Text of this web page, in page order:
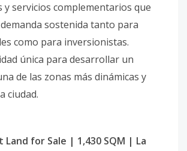
y servicios complementarios que
sostenida tanto para
como para inversionistas.
única para desarrollar un
de las zonas más dinámicas y
ciudad.
Land for Sale | 1,430 SQM | La